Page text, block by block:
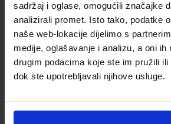
sadržaj i oglase, omogućili značajke
analizirali promet. Isto tako, podatke
naše web-lokacije dijelimo s
medije, oglašavanje i analizu, a oni ih
drugim podacima koje ste im pružili
dok ste upotrebljavali njihove usluge.
POVIJEST 6; radna bilježnica iz povijesti
osnovne škole
Autor(i):
Ante Birin Danijela Deković Tomislav